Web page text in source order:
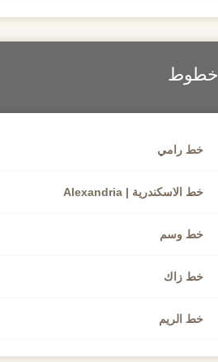
خطوط
خط رامي
خط الاسكندرية | Alexandria
خط وسم
خط زاك
خط الريم